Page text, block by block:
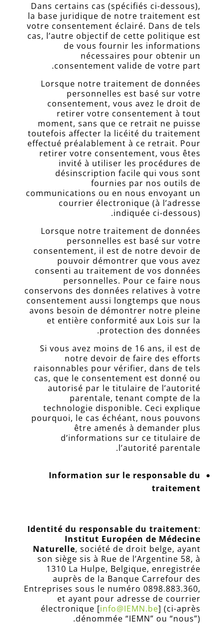
Accueil
Formation
naturopathe
Plaquette
d’informations
Dossier
d’inscription
Consultation
naturopathes
certifiés
professeurs
Blog
FAQ
Livre
d’Or
Sites
amis
Prendre
RDV
Contact
Nous
appeler
Inscription
Newsletter
Dans certains cas (spécifiés ci-dessous),
la base juridique de notre traitement est
votre consentement éclairé. Dans de tels
cas, l’autre objectif de cette politique est
de vous fournir les informations
nécessaires pour obtenir un
consentement valide de votre part.
Lorsque notre traitement de données
personnelles est basé sur votre
consentement, vous avez le droit de
retirer votre consentement à tout
moment, sans que ce retrait ne puisse
toutefois affecter la licéité du traitement
effectué préalablement à ce retrait. Pour
retirer votre consentement, vous êtes
invité à utiliser les procédures de
désinscription facile qui vous sont
fournies par nos outils de
communications ou en nous envoyant un
courrier électronique (à l’adresse
indiquée ci-dessous).
Lorsque notre traitement de données
personnelles est basé sur votre
consentement, il est de notre devoir de
pouvoir démontrer que vous avez
consenti au traitement de vos données
personnelles. Pour ce faire nous
conservons des données relatives à votre
consentement aussi longtemps que nous
avons besoin de démontrer notre pleine
et entière conformité aux Lois sur la
protection des données.
Si vous avez moins de 16 ans, il est de
notre devoir de faire des efforts
raisonnables pour vérifier, dans de tels
cas, que le consentement est donné ou
autorisé par le titulaire de l’autorité
parentale, tenant compte de la
technologie disponible. Ceci explique
pourquoi, le cas échéant, nous pouvons
être amenés à demander plus
d’informations sur ce titulaire de
l’autorité parentale.
Information sur le responsable du
traitement
Identité du responsable du traitement:
Institut Européen de Médecine
Naturelle, société de droit belge, ayant
son siège sis à Rue de l’Argentine 58, à
1310 La Hulpe, Belgique, enregistrée
auprès de la Banque Carrefour des
Entreprises sous le numéro 0898.883.360,
et ayant pour adresse de courrier
électronique [info@IEMN.be] (ci-après
dénommée “IEMN” ou “nous”).